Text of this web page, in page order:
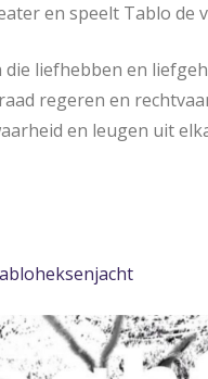
en speelt Tablo de
liefhebben en
regeren en
en leugen uit